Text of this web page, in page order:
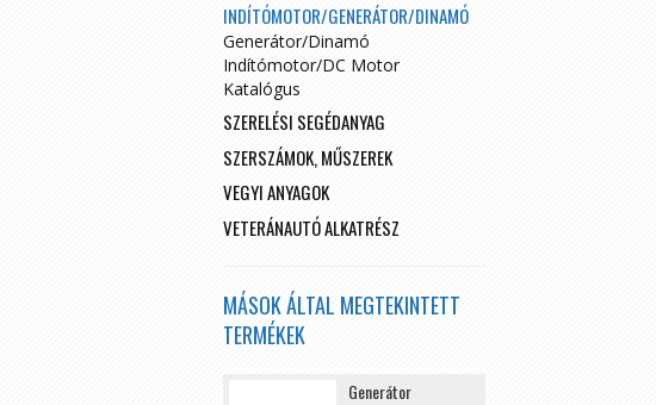
INDÍTÓMOTOR/GENERÁTOR/DINAMÓ
Generátor/Dinamó
Indítómotor/DC Motor
Katalógus
SZERELÉSI SEGÉDANYAG
SZERSZÁMOK, MŰSZEREK
VEGYI ANYAGOK
VETERÁNAUTÓ ALKATRÉSZ
MÁSOK ÁLTAL MEGTEKINTETT
TERMÉKEK
Generátor